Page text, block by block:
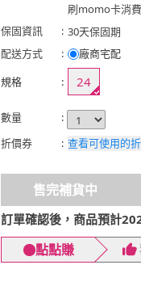
刷momo卡消
保固資訊
: 30天保固期
配送方式
:
廠商宅配
規格
: 24
數量
:
折價券
: 查看可使用的
售完補貨中
訂單確認後，商品預計
點點賺